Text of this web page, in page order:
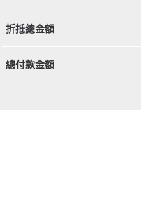
折抵總金額
總付款金額